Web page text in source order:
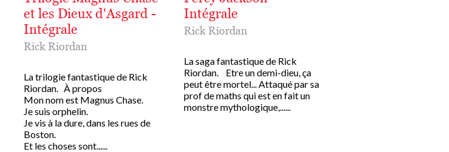
et les Dieux d'Asgard -
Intégrale
Rick Riordan
La trilogie fantastique de Rick
Riordan. À propos
Mon nom est Magnus Chase.
Je suis orphelin.
Je vis à la dure, dans les rues de
Boston.
Et les choses sont......
Intégrale
Rick Riordan
La saga fantastique de Rick
Riordan. Etre un demi-dieu, ça
peut être mortel... Attaqué par sa
prof de maths qui est en fait un
monstre mythologique,......